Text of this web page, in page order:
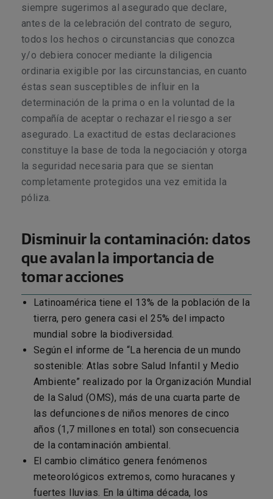
siempre sugerimos al asegurado que declare,
antes de la celebración del contrato de seguro,
todos los hechos o circunstancias que conozca
y/o debiera conocer mediante la diligencia
ordinaria exigible por las circunstancias, en cuanto
éstas sean susceptibles de influir en la
determinación de la prima o en la voluntad de la
compañía de aceptar o rechazar el riesgo a ser
asegurado. La exactitud de estas declaraciones
constituye la base de toda la negociación y otorga
la seguridad necesaria para que se sientan
completamente protegidos una vez emitida la
póliza.
Disminuir la contaminación: datos
que avalan la importancia de
tomar acciones
Latinoamérica tiene el 13% de la población de la
tierra, pero genera casi el 25% del impacto
mundial sobre la biodiversidad.
Según el informe de “La herencia de un mundo
sostenible: Atlas sobre Salud Infantil y Medio
Ambiente” realizado por la Organización Mundial
de la Salud (OMS), más de una cuarta parte de
las defunciones de niños menores de cinco
años (1,7 millones en total) son consecuencia
de la contaminación ambiental.
El cambio climático genera fenómenos
meteorológicos extremos, como huracanes y
fuertes lluvias. En la última década, los